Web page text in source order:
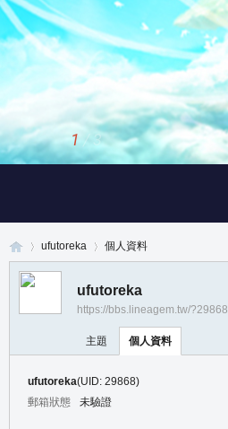
1 / 3
ufutoreka 個人資料
ufutoreka
https://bbs.lineagem.tw/?29868
主題 個人資料
ufutoreka(UID: 29868)
郵箱狀態
未驗證